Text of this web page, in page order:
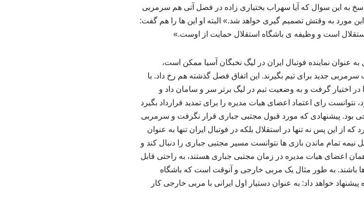
به این سوال که آیا سهراب بختیاری زاده در فصل آتی هم سرمربی
مورد به وقتش تصمیم گیری خواهد شد.» البته او این ها را هم گفت:
است و وظیفه ی باشگاه استقلال حمایت از اوست.»
عنوان نماینده فوتبال ایران در لیگ نخبگان آسیا ممکن است،
سرمربی جدید برای تیم بگیرند. این اتفاق فصل گذشته هم رخ داد. با
در اختیار گرفت و به وضعیت تیم در لیگ برتر سر و سامان داد و
نتوانست رای اعتماد اعضای هیات مدیره را برای تمدید قرارداد بگیرد
بود. پیشنهادی که مورد قبول مجتبی جباری قرار نگرفت و سرمربی
این پس نه تنها در استقلال بلکه در فوتبال ایران تنها به عنوان
تمام ماندن بازی ها نتوانست مسیر مجتبی جباری را دنبال کند و
اعضای هیات مدیره در زمان مجتبی جباری هستند، به راحتی قابل
باشند. به طور مثال یک مربی خارجی و آنوقت است که باشگاه
خواهد داد: به عنوان دستیار اول ایرانی با مربی خارجی کار